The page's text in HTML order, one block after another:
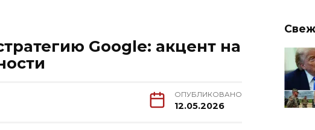
Google: акцент на
ОПУБЛИКОВАНО
12.05.2026